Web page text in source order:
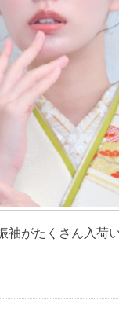
袖がたくさん入